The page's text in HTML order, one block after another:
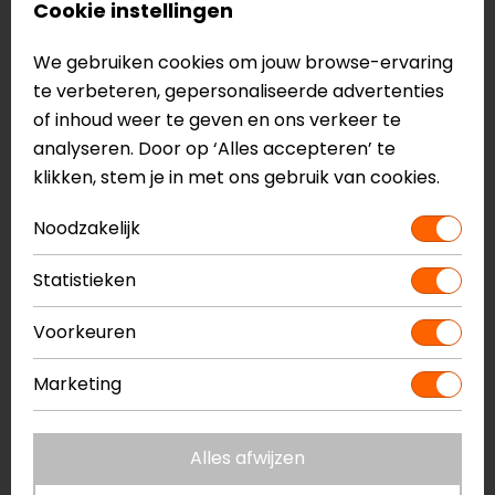
SW-Motech
TRAX ALUMINIUM FLES
14,99
Waarom cadeaus voor motorrijders
zo bijzonder zijn
Een cadeau voor een motorrijder draait om meer dan
alleen geven. Het gaat om het ondersteunen van hun
passie en het versterken van hun rijervaring. Cadeaus
zoals sleutelhangers, praktische onderhoudssets en
Cookie instellingen
We gebruiken cookies om jouw browse-ervaring
te verbeteren, gepersonaliseerde advertenties
of inhoud weer te geven en ons verkeer te
analyseren. Door op ‘Alles accepteren’ te
klikken, stem je in met ons gebruik van cookies.
Noodzakelijk
Statistieken
Voorkeuren
Marketing
Alles afwijzen